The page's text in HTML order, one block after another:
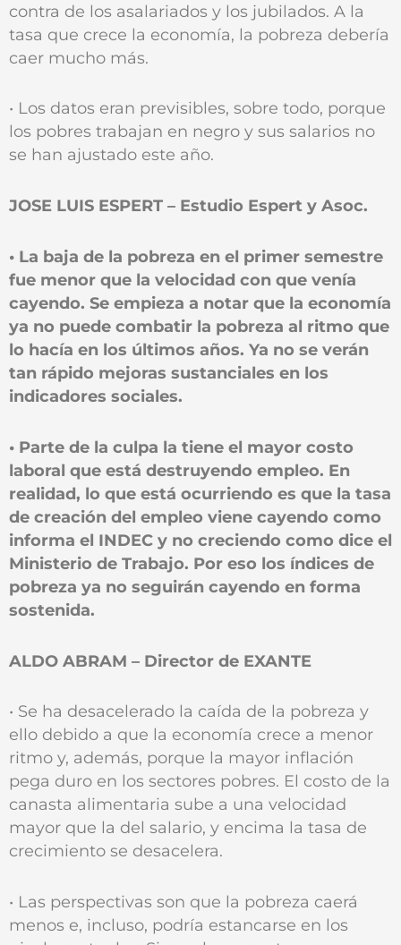
contra de los asalariados y los jubilados. A la
tasa que crece la economía, la pobreza debería
caer mucho más.
• Los datos eran previsibles, sobre todo, porque
los pobres trabajan en negro y sus salarios no
se han ajustado este año.
JOSE LUIS ESPERT – Estudio Espert y Asoc.
• La baja de la pobreza en el primer semestre
fue menor que la velocidad con que venía
cayendo. Se empieza a notar que la economía
ya no puede combatir la pobreza al ritmo que
lo hacía en los últimos años. Ya no se verán
tan rápido mejoras sustanciales en los
indicadores sociales.
• Parte de la culpa la tiene el mayor costo
laboral que está destruyendo empleo. En
realidad, lo que está ocurriendo es que la tasa
de creación del empleo viene cayendo como
informa el INDEC y no creciendo como dice el
Ministerio de Trabajo. Por eso los índices de
pobreza ya no seguirán cayendo en forma
sostenida.
ALDO ABRAM – Director de EXANTE
• Se ha desacelerado la caída de la pobreza y
ello debido a que la economía crece a menor
ritmo y, además, porque la mayor inflación
pega duro en los sectores pobres. El costo de la
canasta alimentaria sube a una velocidad
mayor que la del salario, y encima la tasa de
crecimiento se desacelera.
• Las perspectivas son que la pobreza caerá
menos e, incluso, podría estancarse en los